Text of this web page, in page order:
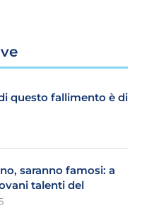
questo fallimento è di
saranno famosi: a
talenti del